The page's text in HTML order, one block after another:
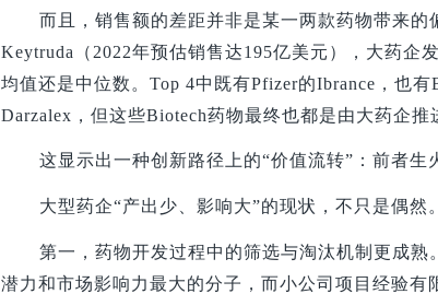
而且，销售额的差距并非是某一两款药物带来
Keytruda（2022年预估销售达195亿美元），大药企
均值还是中位数。Top 4中既有Pfizer的Ibrance，也
Darzalex，但这些Biotech药物最终也都是由大药企推
这显示出一种创新路径上的“价值流转”：前者生
大型药企“产出少、影响大”的现状，不只是偶
第一，药物开发过程中的筛选与淘汰机制更成
潜力和市场影响力最大的分子，而小公司项目经验有